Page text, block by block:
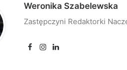
Weronika Szabelewska
Zastępczyni Redaktorki